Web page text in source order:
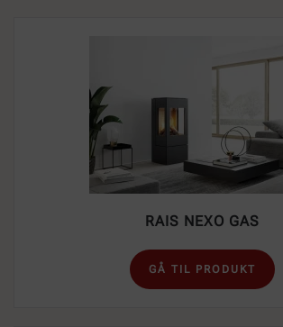
RAIS NEXO GAS
GÅ TIL PRODUKT